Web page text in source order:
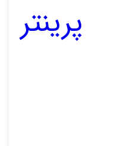
پرینتر